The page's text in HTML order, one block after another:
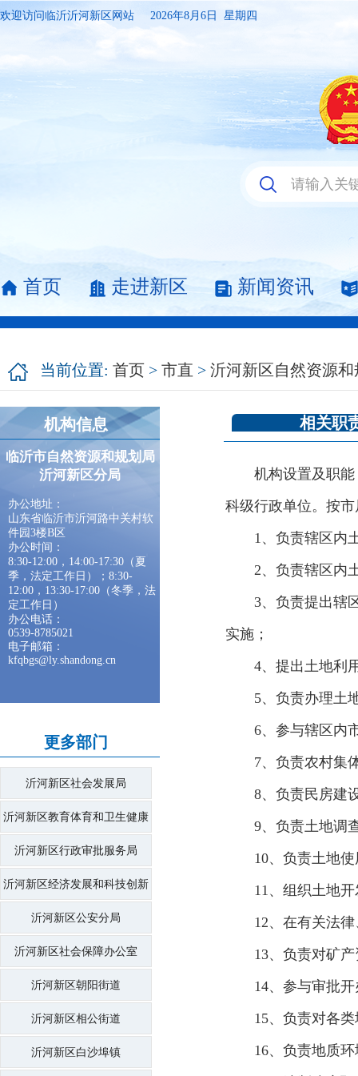
欢迎访问临沂沂河新区网站 2026年8月6日 星期四
首页 走进新区 新闻资讯
当前位置: 首页 > 市直 > 沂河新区自然资源
机构信息
临沂市自然资源和规划局
沂河新区分局
办公地址：
山东省临沂市沂河路中关村软
件园3楼B区
办公时间：
8:30-12:00，14:00-17:30（夏
季，法定工作日）；8:30-
12:00，13:30-17:00（冬季，法
定工作日）
办公电话：
0539-8785021
电子邮箱：
kfqbgs@ly.shandong.cn
更多部门
沂河新区社会发展局
沂河新区教育体育和卫生健康
局
沂河新区行政审批服务局
沂河新区经济发展和科技创新
局
沂河新区公安分局
沂河新区社会保障办公室
沂河新区朝阳街道
沂河新区相公街道
沂河新区白沙埠镇
相关职
机构设置及职
科级行政单位。按
1、负责辖区内
2、负责辖区内
3、负责提出辖
实施；
4、提出土地利
5、负责办理土
6、参与辖区内
7、负责农村集
8、负责民房建
9、负责土地调
10、负责土地
11、组织土地
12、在有关法
13、负责对矿
14、参与审批
15、负责对各
16、负责地质